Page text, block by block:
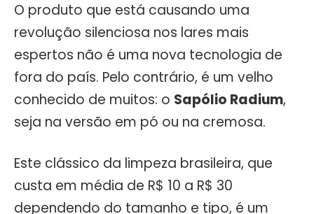
O produto que está causando uma
revolução silenciosa nos lares mais
espertos não é uma nova tecnologia de
fora do país. Pelo contrário, é um velho
conhecido de muitos: o Sapólio Radium,
seja na versão em pó ou na cremosa.
Este clássico da limpeza brasileira, que
custa em média de R$ 10 a R$ 30
dependendo do tamanho e tipo, é um